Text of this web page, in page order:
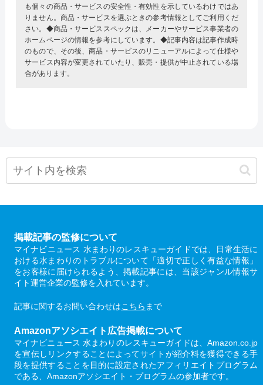
も個々の商品・サービスの安全性・有効性を示しているわけではあ
りません。商品・サービスを選ぶときの参考情報としてご利用くだ
さい。◆商品・サービススペックは、メーカーやサービス事業者の
ホームページの情報を参考にしています。◆記事内容は記事作成時
のもので、その後、商品・サービスのリニューアルによって仕様や
サービス内容が変更されていたり、販売・提供が中止されている場
合があります。
掲載記事の監修について
マイナビニュース 水まわりのレスキューガイドでは、日常生活に
おける水まわりのトラブルについて「適切で正しく有益な情報」
をお客様に届けられるよう、掲載記事には、当該ジャンル情報サ
イト運営企業の監修を入れています。
記事に関するお問い合わせはこちら まで
Amazonアソシエイト広告掲載について
マイナビニュース 水まわりのレスキューガイドは、Amazon.co.jp
を宣伝しリンクすることによってサイトが紹介料を獲得できる手
段を提供することを目的に設定されたアフィリエイトプログラム
である、Amazonアソシエイト・プログラムの参加者です。